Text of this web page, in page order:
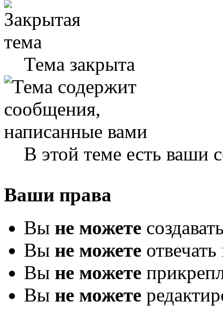
Тема закрыта
В этой теме есть ваши
Ваши права
Вы не можете
Вы не можете
Вы не можете
Вы не можете